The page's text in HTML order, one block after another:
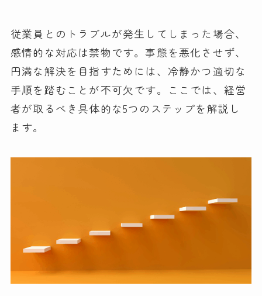
従業員とのトラブルが発生してしまった場合、
感情的な対応は禁物です。事態を悪化させず、
円満な解決を目指すためには、冷静かつ適切な
手順を踏むことが不可欠です。ここでは、経営
者が取るべき具体的な5つのステップを解説し
ます。